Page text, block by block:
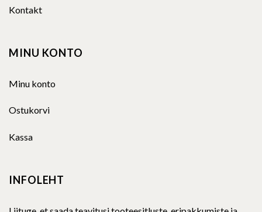
Kontakt
MINU KONTO
Minu konto
Ostukorvi
Kassa
INFOLEHT